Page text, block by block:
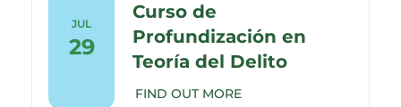
JUL
29
Curso de
Profundización en
Teoría del Delito
FIND OUT MORE